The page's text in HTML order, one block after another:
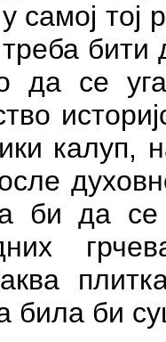
самој тој
бити
да се
калуп,
би да
била би